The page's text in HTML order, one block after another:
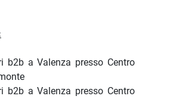
b2b a Valenza presso Centro
b2b a Valenza presso Centro